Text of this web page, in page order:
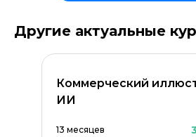
Другие актуальные
Коммерческий
ИИ
13 месяцев